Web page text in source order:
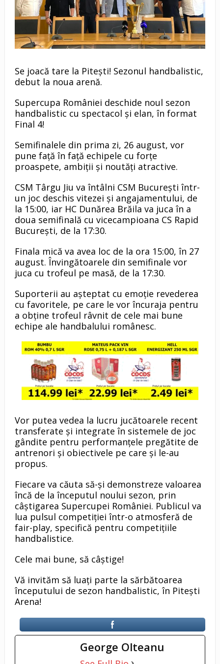
Se joacă tare la Piteşti! Sezonul handbalistic,
debut la noua arenă.
Supercupa României deschide noul sezon
handbalistic cu spectacol și elan, în format
Final 4!
Semifinalele din prima zi, 26 august, vor
pune față în față echipele cu forțe
proaspete, ambiții și noutăți atractive.
CSM Târgu Jiu va întâlni CSM București într-
un joc deschis vitezei și angajamentului, de
la 15:00, iar HC Dunărea Brăila va juca în a
doua semifinală cu vicecampioana CS Rapid
București, de la 17:30.
Finala mică va avea loc de la ora 15:00, în 27
august. Învingătoarele din semifinale vor
juca cu trofeul pe masă, de la 17:30.
Suporterii au așteptat cu emoție revederea
cu favoritele, pe care le vor încuraja pentru
a obține trofeul râvnit de cele mai bune
echipe ale handbalului românesc.
Vor putea vedea la lucru jucătoarele recent
transferate și integrate în sistemele de joc
gândite pentru performanțele pregătite de
antrenori și obiectivele pe care și le-au
propus.
Fiecare va căuta să-și demonstreze valoarea
încă de la începutul noului sezon, prin
câștigarea Supercupei României. Publicul va
lua pulsul competiției într-o atmosferă de
fair-play, specifică pentru competițiile
handbalistice.
Cele mai bune, să câștige!
Vă invităm să luați parte la sărbătoarea
începutului de sezon handbalistic, în Pitești
Arena!
George Olteanu